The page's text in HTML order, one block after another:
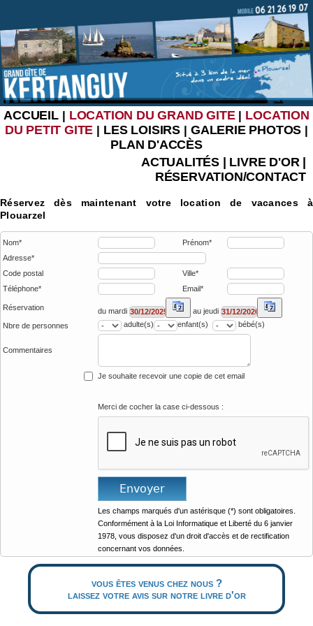
ACCUEIL| LOCATION DU GRAND GITE| LOCATION
DU PETIT GITE | LES LOISIRS | GALERIE PHOTOS |
PLAN D'ACCÈS
ACTUALITÉS| LIVRE D'OR|
RÉSERVATION/CONTACT
Réservez dès maintenant votre location de vacances à
Plouarzel
Nom*
Prénom*
Adresse*
Code postal
Ville*
Téléphone*
Email*
Réservation du mardi
au jeudi
Nbre de personnes
adulte(s) enfant(s) bébé(s)
Commentaires
Je souhaite recevoir une copie de cet email
Merci de cocher la case ci-dessous :
Les champs marqués d'un astérisque (*) sont obligatoires.
Conformément à la Loi Informatique et Liberté du 6 janvier
1978, vous disposez d'un droit d'accès et de rectification
concernant vos données.
vous êtes venus chez nous ?
laissez votre avis sur notre livre d'or